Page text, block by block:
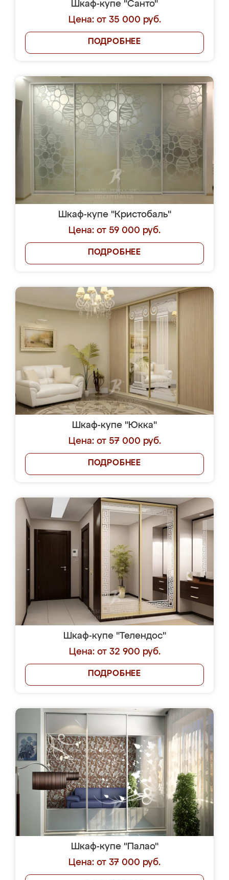
Шкаф-купе "Санто"
Цена: от 35 000 руб.
ПОДРОБНЕЕ
Шкаф-купе "Кристобаль"
Цена: от 59 000 руб.
ПОДРОБНЕЕ
Шкаф-купе "Юкка"
Цена: от 57 000 руб.
ПОДРОБНЕЕ
Шкаф-купе "Телендос"
Цена: от 32 900 руб.
ПОДРОБНЕЕ
Шкаф-купе "Палао"
Цена: от 37 000 руб.